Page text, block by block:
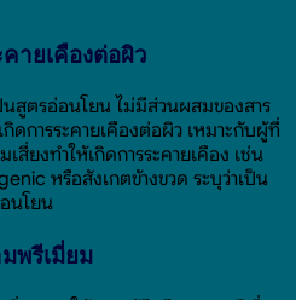
ายเคืองต่อผิว
นสูตรอ่อนโยน ไม่มีส่วนผสมของสาร
ดการระคายเคืองต่อผิว เหมาะกับผู้ที่
ยงทำให้เกิดการระคายเคือง เช่น
หรือสังเกตข้างขวด ระบุว่าเป็น
นโยน
พรีเมี่ยม